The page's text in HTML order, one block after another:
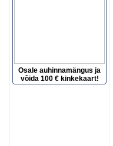
Osale auhinnamängus ja
võida 100 € kinkekaart!